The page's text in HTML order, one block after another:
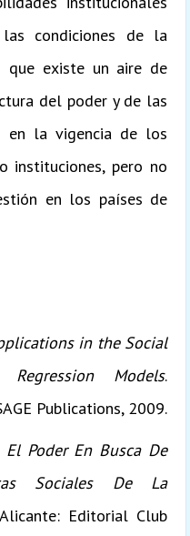
condiciones de la
que existe un aire de
del poder y de las
en la vigencia de los
instituciones, pero no
en los países de
in the Social
Models.
Publications, 2009.
El Poder En Busca De
Sociales De La
Editorial Club